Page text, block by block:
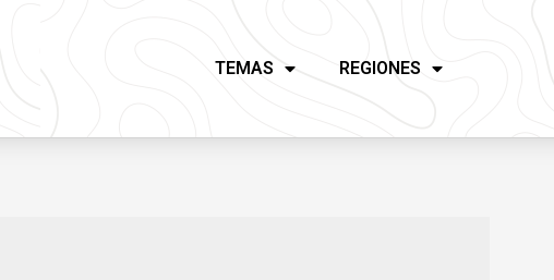
TEMAS REGIONES